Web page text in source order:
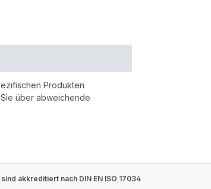
Produkten
über abweichende
akkreditiert nach DIN EN ISO 17034